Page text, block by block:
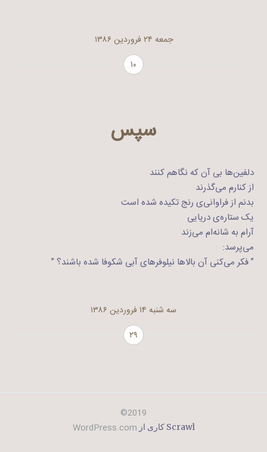
جمعه ۲۴ فروردین ۱۳۸۶
۱۰
سپس
دلفین‌‌ها بی آن که نگاهم کنند
از کنارم می‌گذرند
بدنم از فراوانی‌ی رنج تکیده شده است
یک ستاره‌ی دریایی‌
آرام به شانه‌ام می‌زند
می‌پرسد:
” فکر می‌کنی آن بالاها نیلوفرهای آبی شکوفا شده باشند؟ ”
سه شنبه ۱۴ فروردین ۱۳۸۶
۲۹
2019©
Scrawl کاری از WordPress.com